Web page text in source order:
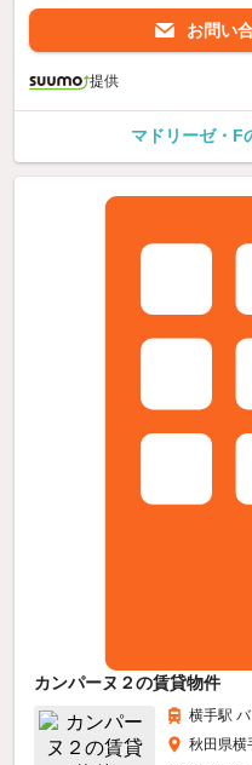
お問い
提供
マドリーゼ・F
カンパーヌ２の賃貸物件
横手駅
秋田県横